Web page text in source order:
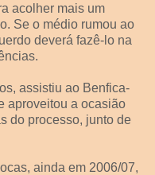
acolher mais um
Se o médio rumou ao
deverá fazê-lo na
assistiu ao Benfica-
aproveitou a ocasião
do processo, junto de
ainda em 2006/07,